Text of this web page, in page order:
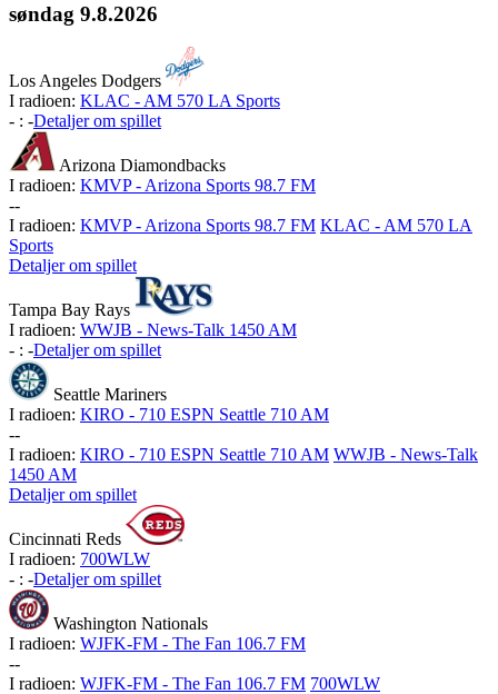
søndag 9.8.2026
Los Angeles Dodgers
I radioen: KLAC - AM 570 LA Sports
- : -Detaljer om spillet
Arizona Diamondbacks
I radioen: KMVP - Arizona Sports 98.7 FM
--
I radioen: KMVP - Arizona Sports 98.7 FM KLAC - AM 570 LA
Sports
Detaljer om spillet
Tampa Bay Rays
I radioen: WWJB - News-Talk 1450 AM
- : -Detaljer om spillet
Seattle Mariners
I radioen: KIRO - 710 ESPN Seattle 710 AM
--
I radioen: KIRO - 710 ESPN Seattle 710 AM WWJB - News-Talk
1450 AM
Detaljer om spillet
Cincinnati Reds
I radioen: 700WLW
- : -Detaljer om spillet
Washington Nationals
I radioen: WJFK-FM - The Fan 106.7 FM
--
I radioen: WJFK-FM - The Fan 106.7 FM 700WLW